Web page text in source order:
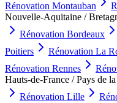
Rénovation Montauban
Nouvelle-Aquitaine /
Rénovation Bordeaux
Poitiers
Rénovation La
Rénovation Rennes
Hauts-de-France / Pays de
Rénovation Lille